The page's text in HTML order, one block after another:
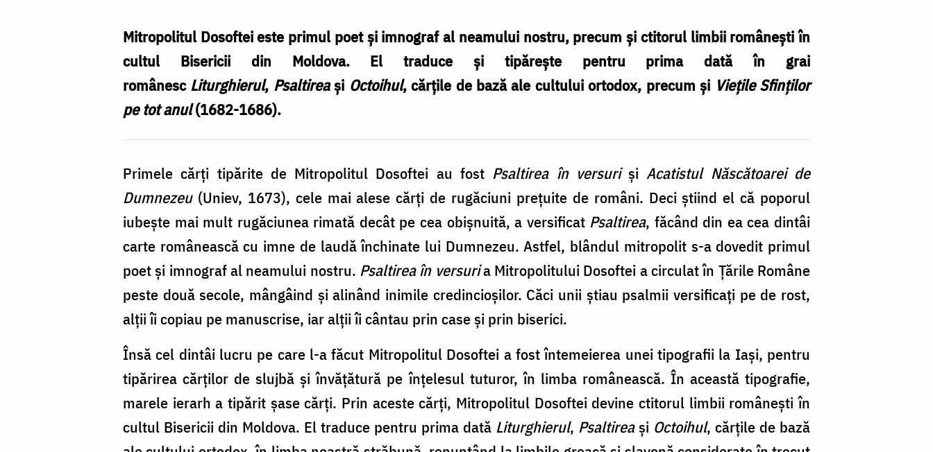
Mitropolitul Dosoftei este primul poet şi imnograf al neamului nostru, precum și ctitorul limbii româneşti în
cultul Bisericii din Moldova. El traduce și tipărește pentru prima dată în grai
românesc Liturghierul, Psaltireaşi Octoihul, cărţile de bază ale cultului ortodox, precum și Vieţile Sfinţilor
pe tot anul(1682-1686).
Primele cărţi tipărite de Mitropolitul Dosoftei au fost Psaltirea în versurişiAcatistul Născătoarei de
Dumnezeu(Uniev, 1673), cele mai alese cărţi de rugăciuni preţuite de români. Deci ştiind el că poporul
iubeşte mai mult rugăciunea rimată decât pe cea obişnuită, a versificat Psaltirea, făcând din ea cea dintâi
carte românească cu imne de laudă închinate lui Dumnezeu. Astfel, blândul mitropolit s-a dovedit primul
poet şi imnograf al neamului nostru. Psaltirea în versuria Mitropolitului Dosoftei a circulat în Ţările Române
peste două secole, mângâind şi alinând inimile credincioşilor. Căci unii ştiau psalmii versificaţi pe de rost,
alţii îi copiau pe manuscrise, iar alţii îi cântau prin case şi prin biserici.
Însă cel dintâi lucru pe care l-a făcut Mitropolitul Dosoftei a fost întemeierea unei tipografii la Iaşi, pentru
tipărirea cărţilor de slujbă şi învăţătură pe înţelesul tuturor, în limba românească. În această tipografie,
marele ierarh a tipărit şase cărţi. Prin aceste cărţi, Mitropolitul Dosoftei devine ctitorul limbii româneşti în
cultul Bisericii din Moldova. El traduce pentru prima dată Liturghierul, Psaltireaşi Octoihul, cărţile de bază